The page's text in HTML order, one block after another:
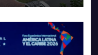
DEL